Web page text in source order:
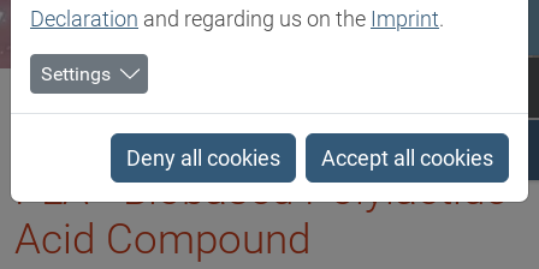
Biesterfeld SE Kundenindustrien
Office Equipment
PLA - Biobased Polylactide Acid Compound
PLA - Biobased Polylactide
Acid Compound
Declaration and regarding us on the Imprint.
Settings
Deny all cookies Accept all cookies